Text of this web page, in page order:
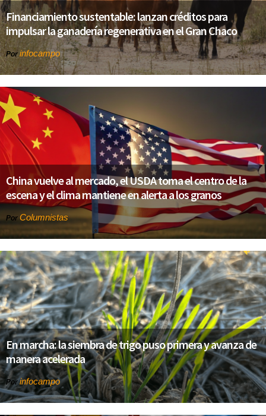
Financiamiento sustentable: lanzan créditos para
impulsar la ganadería regenerativa en el Gran Chaco
Porinfocampo
China vuelve al mercado, el USDA toma el centro de la
escena y el clima mantiene en alerta a los granos
Por Columnistas
En marcha: la siembra de trigo puso primera y avanza de
manera acelerada
Porinfocampo